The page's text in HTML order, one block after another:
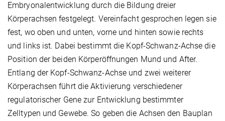
Embryonalentwicklung durch die Bildung dreier
Körperachsen festgelegt. Vereinfacht gesprochen legen sie
fest, wo oben und unten, vorne und hinten sowie rechts
und links ist. Dabei bestimmt die Kopf-Schwanz-Achse die
Position der beiden Körperöffnungen Mund und After.
Entlang der Kopf-Schwanz-Achse und zwei weiterer
Körperachsen führt die Aktivierung verschiedener
regulatorischer Gene zur Entwicklung bestimmter
Zelltypen und Gewebe. So geben die Achsen den Bauplan